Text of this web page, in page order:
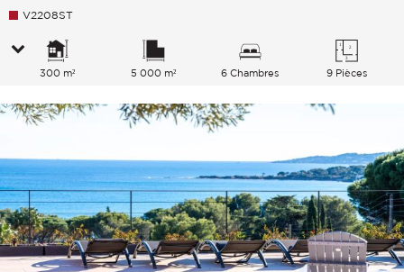
V2208ST
300 m² 5 000 m² 6 Chambres 9 Pièces